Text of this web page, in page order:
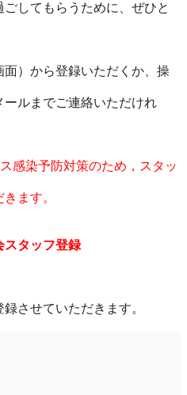
してもらうために、ぜひと
）から登録いただくか、操
ールまでご連絡いただけれ
感染予防対策のため，スタッ
ます。
スタッフ登録
録させていただきます。